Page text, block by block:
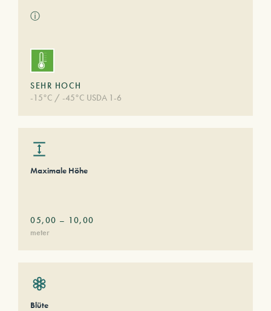
ⓘ
SEHR HOCH
-15°C / -45°C USDA 1-6
Maximale Höhe
05,00 – 10,00
meter
Blüte